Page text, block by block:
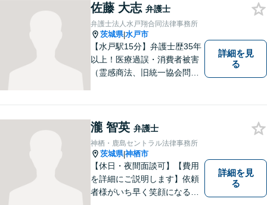
実現するために精一杯努力い
たします。お気軽にご相談く
ださい。
佐藤 大志 弁護士
弁護士法人水戸翔合同法律事務所
茨城県|水戸市
【水戸駅15分】弁護士歴35年
以上！医療過誤・消費者被害
（霊感商法、旧統一協会問題
し、解決へと導いてまいりま
す。お気軽にご相談くださ
い。【メール24時間受付中】
詳細を見
る
瀧 智英 弁護士
神栖・鹿島セントラル法律事務所
茨城県|神栖市
【休日・夜間面談可】【費用
を詳細にご説明します】依頼
者様がいち早く笑顔になるよ
詳細を見
る